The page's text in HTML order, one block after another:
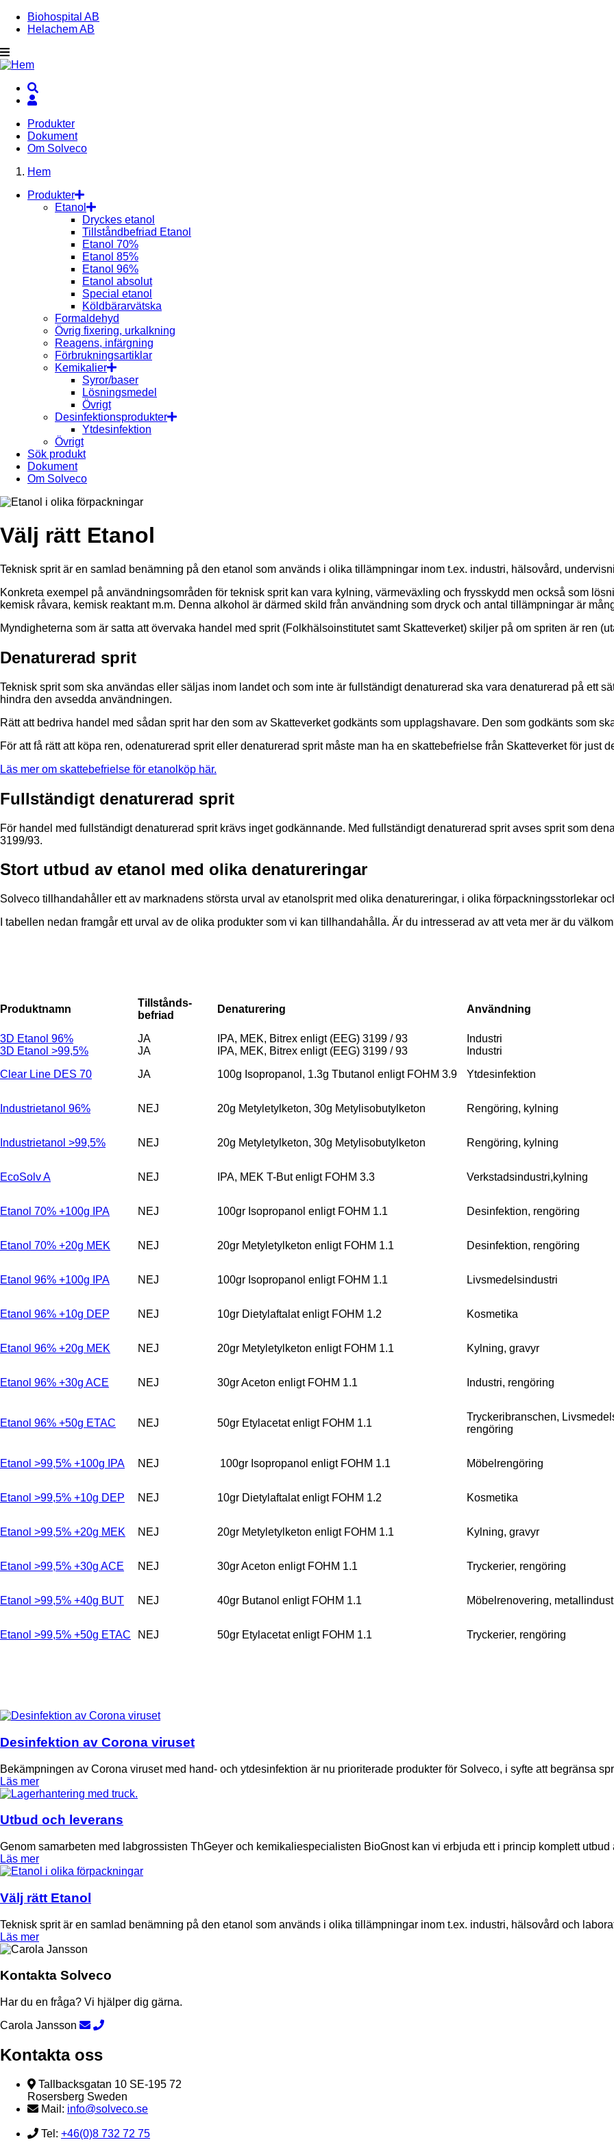
Skip
navigation
Topbar
Biohospital AB
Helachem AB
User
account
menu
Huvudmeny
(dekstop)
Produkter
Dokument
Om Solveco
Länkstig
Hem
Produkter
Etanol
Dryckes etanol
Tillståndbefriad Etanol
Etanol 70%
Etanol 85%
Etanol 96%
Etanol absolut
Special etanol
Köldbärarvätska
Formaldehyd
Övrig fixering, urkalkning
Reagens, infärgning
Förbrukningsartiklar
Kemikalier
Syror/baser
Lösningsmedel
Övrigt
Desinfektionsprodukter
Ytdesinfektion
Övrigt
Sök produkt
Dokument
Om Solveco
Välj rätt Etanol
Teknisk sprit är en samlad benämning på den etanol som används i olika tillämpningar inom t.ex. industri, hälsovård,
Konkreta exempel på användningsområden för teknisk sprit kan vara kylning, värmeväxling och frysskydd men också som
kemisk råvara, kemisk reaktant m.m. Denna alkohol är därmed skild från användning som dryck och antal tillämpningar är
Myndigheterna som är satta att övervaka handel med sprit (Folkhälsoinstitutet samt Skatteverket) skiljer på om spriten är ren
Denaturerad sprit
Teknisk sprit som ska användas eller säljas inom landet och som inte är fullständigt denaturerad ska vara denaturerad på ett
hindra den avsedda användningen.
Rätt att bedriva handel med sådan sprit har den som av Skatteverket godkänts som upplagshavare. Den som godkänts som
För att få rätt att köpa ren, odenaturerad sprit eller denaturerad sprit måste man ha en skattebefrielse från Skatteverket för just
Läs mer om skattebefrielse för etanolköp här.
Fullständigt denaturerad sprit
För handel med fullständigt denaturerad sprit krävs inget godkännande. Med fullständigt denaturerad sprit avses sprit som
3199/93.
Stort utbud av etanol med olika denatureringar
Solveco tillhandahåller ett av marknadens största urval av etanolsprit med olika denatureringar, i olika förpackningsstorlekar
I tabellen nedan framgår ett urval av de olika produkter som vi kan tillhandahålla. Är du intresserad av att veta mer är du
Produktnamn
Tillstånds-
befriad
Denaturering Användning
3D Etanol 96% JA IPA, MEK, Bitrex enligt (EEG) 3199 / 93
Industri
3D Etanol >99,5%
JA IPA, MEK, Bitrex enligt (EEG) 3199 / 93
Industri
Clear Line DES 70
JA 100g Isopropanol, 1.3g Tbutanol enligt FOHM 3.9 Ytdesinfektion
Industrietanol 96% NEJ 20g Metyletylketon, 30g Metylisobutylketon Rengöring, kylning
Industrietanol >99,5% NEJ 20g Metyletylketon, 30g Metylisobutylketon Rengöring, kylning
EcoSolv A NEJ IPA, MEK T-But enligt FOHM 3.3 Verkstadsindustri,kylning
Etanol 70% +100g IPA NEJ 100gr Isopropanol enligt FOHM 1.1 Desinfektion, rengöring
Etanol 70% +20g MEK NEJ 20gr Metyletylketon enligt FOHM 1.1 Desinfektion, rengöring
Etanol 96% +100g IPA NEJ 100gr Isopropanol enligt FOHM 1.1 Livsmedelsindustri
Etanol 96% +10g DEP NEJ 10gr Dietylaftalat enligt FOHM 1.2 Kosmetika
Etanol 96% +20g MEK NEJ 20gr Metyletylketon enligt FOHM 1.1 Kylning, gravyr
Etanol 96% +30g ACE NEJ 30gr Aceton enligt FOHM 1.1 Industri, rengöring
Etanol 96% +50g ETAC NEJ 50gr Etylacetat enligt FOHM 1.1
Tryckeribranschen,
rengöring
Etanol >99,5% +100g IPA NEJ 100gr Isopropanol enligt FOHM 1.1 Möbelrengöring
Etanol >99,5% +10g DEP NEJ 10gr Dietylaftalat enligt FOHM 1.2 Kosmetika
Etanol >99,5% +20g MEK NEJ 20gr Metyletylketon enligt FOHM 1.1 Kylning, gravyr
Etanol >99,5% +30g ACE NEJ 30gr Aceton enligt FOHM 1.1 Tryckerier, rengöring
Etanol >99,5% +40g BUT NEJ 40gr Butanol enligt FOHM 1.1 Möbelrenovering,
Etanol >99,5% +50g ETAC NEJ 50gr Etylacetat enligt FOHM 1.1 Tryckerier, rengöring
Desinfektion av Corona viruset
Bekämpningen av Corona viruset med hand- och ytdesinfektion är nu prioriterade produkter för Solveco, i syfte att begränsa
Läs mer
Utbud och leverans
Genom samarbeten med labgrossisten ThGeyer och kemikaliespecialisten BioGnost kan vi erbjuda ett i princip komplett
Läs mer
Välj rätt Etanol
Teknisk sprit är en samlad benämning på den etanol som används i olika tillämpningar inom t.ex. industri, hälsovård och
Läs mer
Kontakta Solveco
Har du en fråga? Vi hjälper dig gärna.
Carola Jansson
Kontakta oss
Tallbacksgatan 10 SE-195 72
Rosersberg Sweden
Mail: info@solveco.se
Tel: +46(0)8 732 72 75